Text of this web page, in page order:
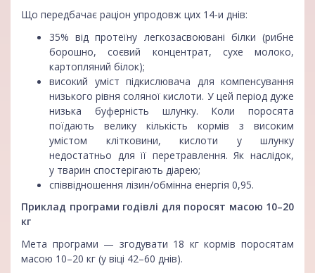
Що передбачає раціон упродовж цих 14-и днів:
35% від протеїну легкозасвоювані білки (рибне
борошно, соєвий концентрат, сухе молоко,
картопляний білок);
високий уміст підкислювача для компенсування
низького рівня соляної кислоти. У цей період дуже
низька буферність шлунку. Коли поросята
поїдають велику кількість кормів з високим
умістом клітковини, кислоти у шлунку
недостатньо для її перетравлення. Як наслідок,
у тварин спостерігають діарею;
співвідношення лізин/обмінна енергія 0,95.
Приклад програми годівлі для поросят масою 10–20
кг
Мета програми — згодувати 18 кг кормів поросятам
масою 10–20 кг (у віці 42–60 днів).